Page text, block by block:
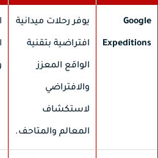
يوفر رحلات ميدانية
افتراضية بتقنية
الواقع المعزز
والافتراضي
لاستكشاف
المعالم والمتاحف.